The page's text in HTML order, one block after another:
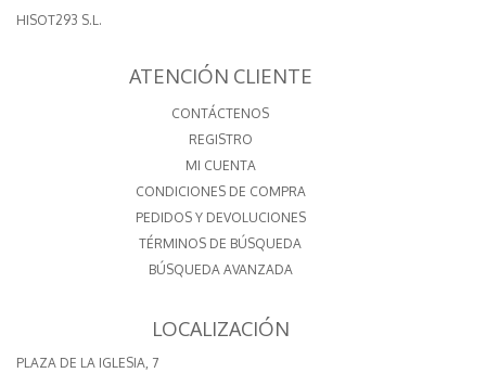
HISOT293 S.L.
ATENCIÓN CLIENTE
CONTÁCTENOS
REGISTRO
MI CUENTA
CONDICIONES DE COMPRA
PEDIDOS Y DEVOLUCIONES
TÉRMINOS DE BÚSQUEDA
BÚSQUEDA AVANZADA
LOCALIZACIÓN
PLAZA DE LA IGLESIA, 7